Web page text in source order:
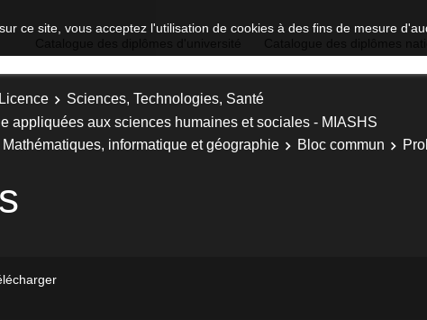
ce site, vous acceptez l'utilisation de cookies à des fins de mesure
Licence
Sciences, Technologies, Santé
appliquées aux sciences humaines et sociales - MIASHS
informatique et géographie
Bloc commun